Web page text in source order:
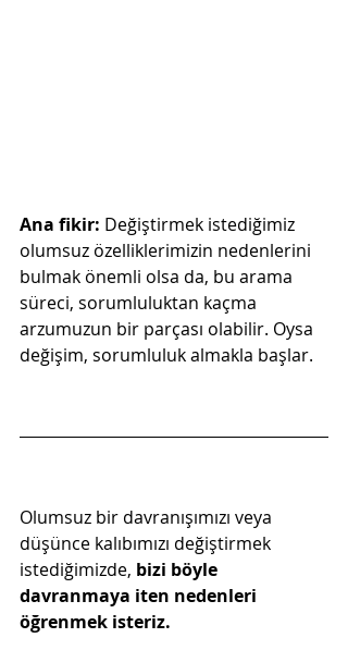
Ana fikir: Değiştirmek istediğimiz
olumsuz özelliklerimizin nedenlerini
bulmak önemli olsa da, bu arama
süreci, sorumluluktan kaçma
arzumuzun bir parçası olabilir. Oysa
değişim, sorumluluk almakla başlar.
Olumsuz bir davranışımızı veya
düşünce kalıbımızı değiştirmek
istediğimizde, bizi böyle
davranmaya iten nedenleri
öğrenmek isteriz.